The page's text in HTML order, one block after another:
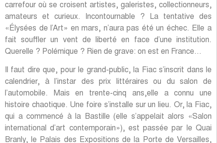
carrefour où se croisent artistes, galeristes, collectionneurs,
amateurs et curieux. Incontournable ? La tentative des
«Élysées de l’Art» en mars, n’aura pas été un échec. Elle a
fait souffler un vent de liberté en face d’une institution.
Querelle ? Polémique ? Rien de grave: on est en France…
Il faut dire que, pour le grand-public, la Fiac s’inscrit dans le
calendrier, à l’instar des prix littéraires ou du salon de
l’automobile. Mais en trente-cinq ans,elle a connu une
histoire chaotique. Une foire s’installe sur un lieu. Or, la Fiac,
qui a commencé à la Bastille (elle s’appelait alors «Salon
international d’art contemporain»), est passée par le Quai
Branly, le Palais des Expositions de la Porte de Versailles,